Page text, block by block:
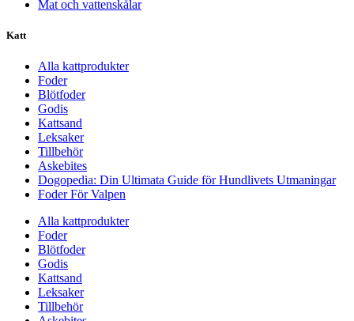
Mat och vattenskålar
Katt
Alla kattprodukter
Foder
Blötfoder
Godis
Kattsand
Leksaker
Tillbehör
Askebites
Dogopedia: Din Ultimata Guide för Hundlivets Utmaningar
Foder För Valpen
Alla kattprodukter
Foder
Blötfoder
Godis
Kattsand
Leksaker
Tillbehör